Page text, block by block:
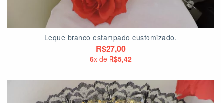
Leque branco estampado customizado.
R$27,00
6x de R$5,42